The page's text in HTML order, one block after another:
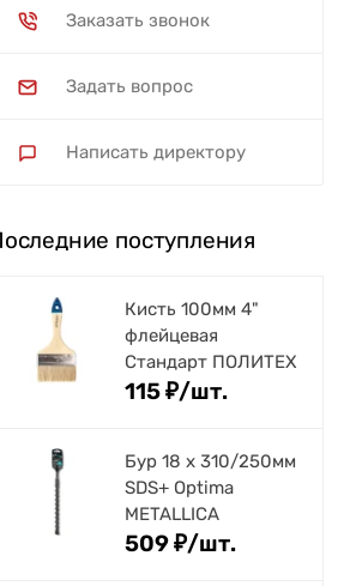
Заказать звонок
Задать вопрос
Написать директору
поступления
Кисть 100мм 4"
флейцевая
Стандарт ПОЛИТЕХ
115₽/шт.
Бур 18 х 310/250мм
SDS+ Optima
METALLICA
509₽/шт.